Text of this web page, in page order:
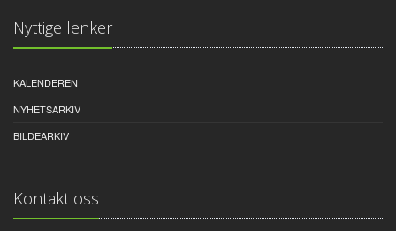
Nyttige lenker
KALENDEREN
NYHETSARKIV
BILDEARKIV
Kontakt oss